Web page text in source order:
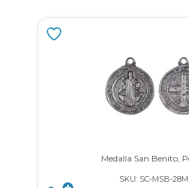
Medalla San Benito,
SKU: SC-MSB-